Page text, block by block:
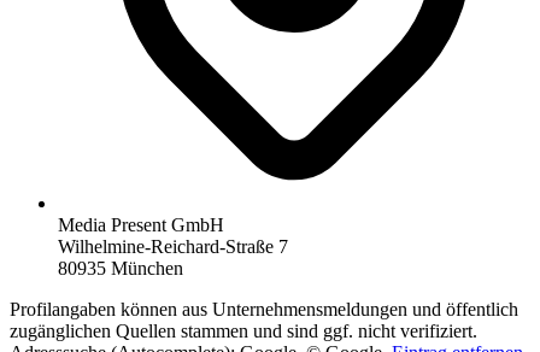
Media Present GmbH
Wilhelmine-Reichard-Straße 7
80935 München
Profilangaben können aus Unternehmensmeldungen und öffentlich
zugänglichen Quellen stammen und sind ggf. nicht verifiziert.